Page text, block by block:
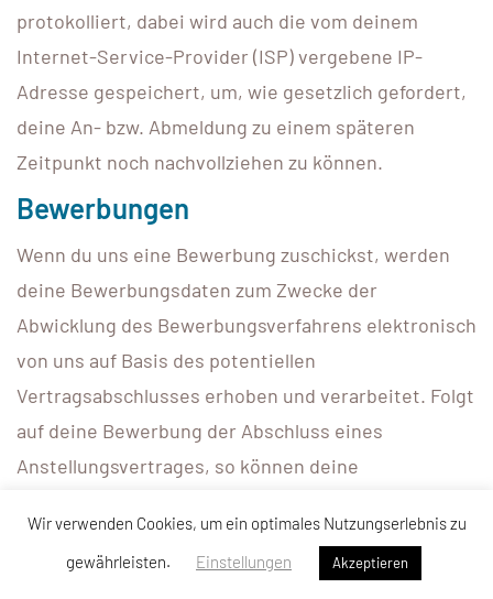
protokolliert, dabei wird auch die vom deinem
Internet-Service-Provider (ISP) vergebene IP-
Adresse gespeichert, um, wie gesetzlich gefordert,
deine An- bzw. Abmeldung zu einem späteren
Zeitpunkt noch nachvollziehen zu können.
Bewerbungen
Wenn du uns eine Bewerbung zuschickst, werden
deine Bewerbungsdaten zum Zwecke der
Abwicklung des Bewerbungsverfahrens elektronisch
von uns auf Basis des potentiellen
Vertragsabschlusses erhoben und verarbeitet. Folgt
auf deine Bewerbung der Abschluss eines
Anstellungsvertrages, so können deine
Organisations- und Verwaltungsprozesses unter
Beachtung der einschlägigen rechtlichen
Wir verwenden Cookies, um ein optimales Nutzungserlebnis zu
gewährleisten.
Einstellungen Akzeptieren